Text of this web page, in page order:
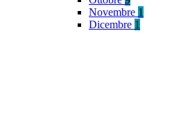
Novembre 1
Dicembre 1